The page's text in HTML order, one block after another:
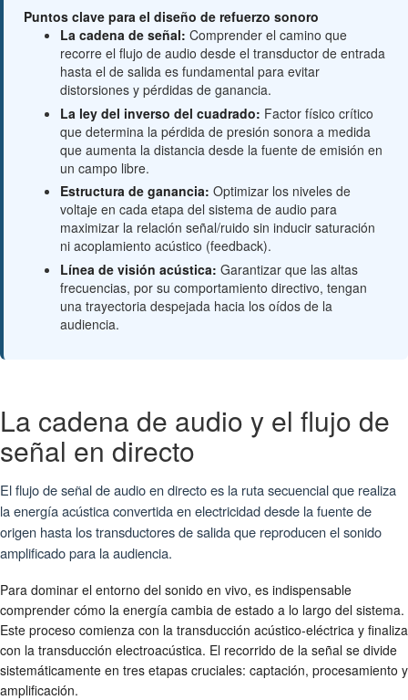
Puntos clave para el diseño de refuerzo sonoro
La cadena de señal: Comprender el camino que
recorre el flujo de audio desde el transductor de entrada
hasta el de salida es fundamental para evitar
distorsiones y pérdidas de ganancia.
La ley del inverso del cuadrado: Factor físico crítico
que determina la pérdida de presión sonora a medida
que aumenta la distancia desde la fuente de emisión en
un campo libre.
Estructura de ganancia: Optimizar los niveles de
voltaje en cada etapa del sistema de audio para
maximizar la relación señal/ruido sin inducir saturación
ni acoplamiento acústico (feedback).
Línea de visión acústica: Garantizar que las altas
frecuencias, por su comportamiento directivo, tengan
una trayectoria despejada hacia los oídos de la
audiencia.
La cadena de audio y el flujo de
señal en directo
El flujo de señal de audio en directo es la ruta secuencial que realiza
la energía acústica convertida en electricidad desde la fuente de
origen hasta los transductores de salida que reproducen el sonido
amplificado para la audiencia.
Para dominar el entorno del sonido en vivo, es indispensable
comprender cómo la energía cambia de estado a lo largo del sistema.
Este proceso comienza con la transducción acústico-eléctrica y finaliza
con la transducción electroacústica. El recorrido de la señal se divide
sistemáticamente en tres etapas cruciales: captación, procesamiento y
amplificación.